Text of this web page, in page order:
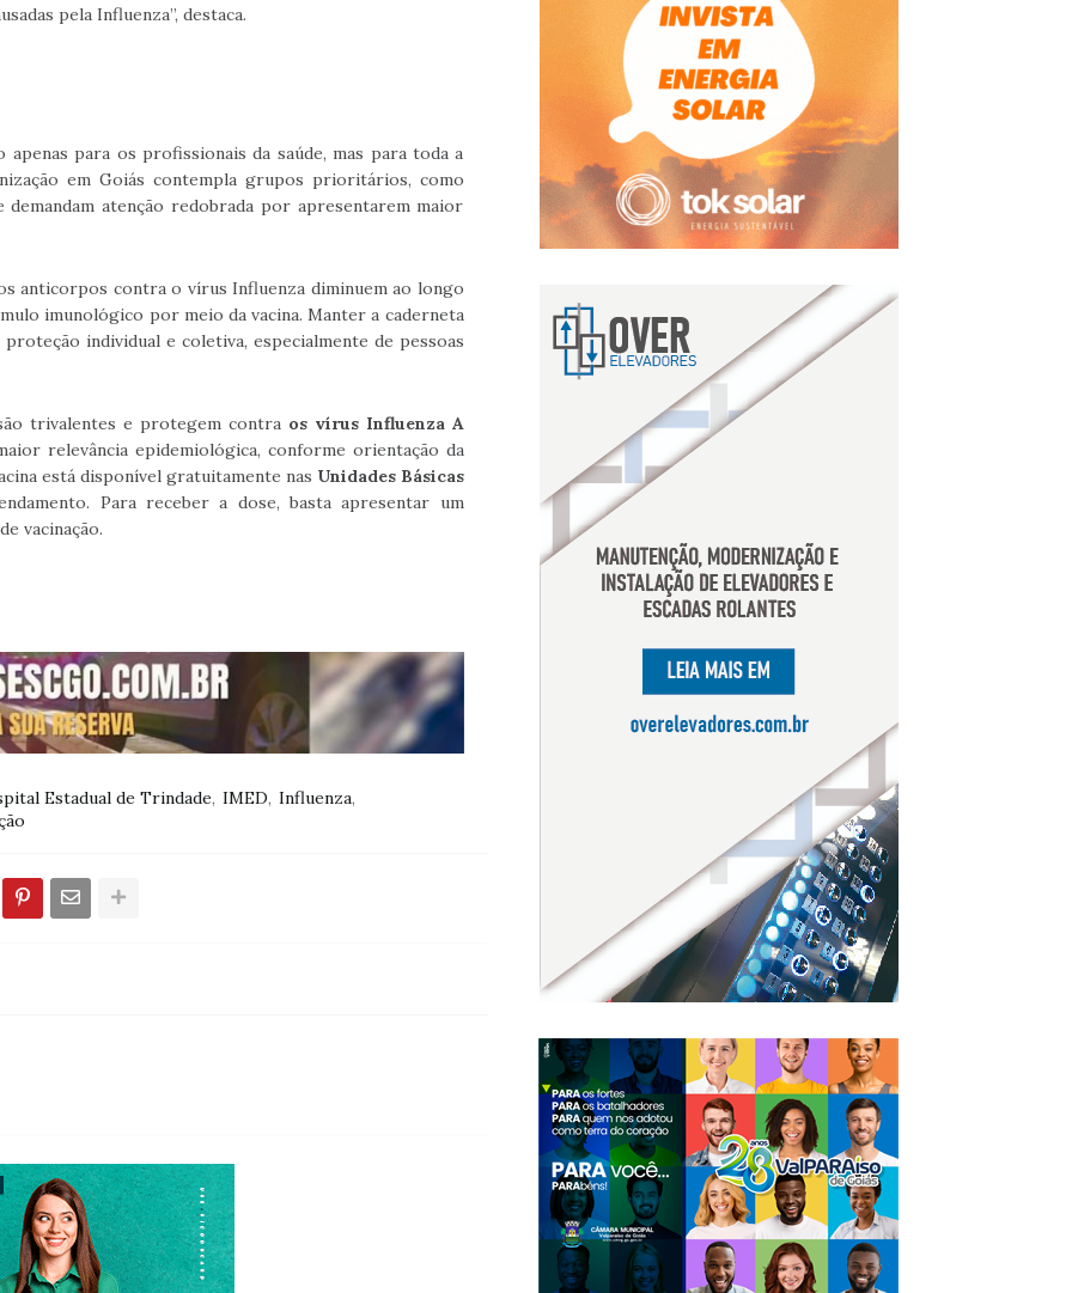
pela Influenza”, destaca.
para os profissionais da saúde, mas para toda a
em Goiás contempla grupos prioritários, como
atenção redobrada por apresentarem maior
anticorpos contra o vírus Influenza diminuem ao longo
imunológico por meio da vacina. Manter a caderneta
individual e coletiva, especialmente de pessoas
trivalentes e protegem contra os vírus Influenza A
relevância epidemiológica, conforme orientação da
está disponível gratuitamente nas Unidades Básicas
Para receber a dose, basta apresentar um
vacinação.
Estadual de Trindade IMED Influenza